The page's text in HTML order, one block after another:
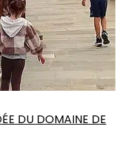
DU DOMAINE DE